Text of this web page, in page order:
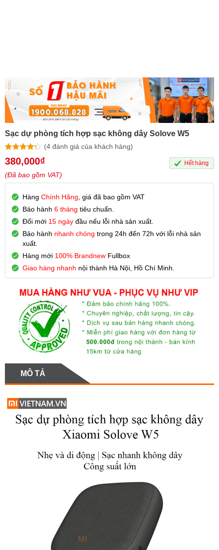
Sạc dự phòng tích hợp sạc không dây Solove W5
4.25 trên 5
dựa trên
4
(4đánh giá của khách hàng)
380,000₫
(Đã bao gồm VAT)
Hết hàng
Hàng Chính Hãng , giá đã bao gồm VAT
Bảo hành 6 tháng tiêu chuẩn.
Đổi mới 15 ngày đầu nếu lỗi nhà sản xuất.
Bảo hành nhanh chóng trong 24h đến 72h với lỗi nhà sản
xuất.
Hàng mới 100% Brandnew Fullbox
Giao hàng nhanh nội thành Hà Nội, Hồ Chí Minh.
MÔ TẢ